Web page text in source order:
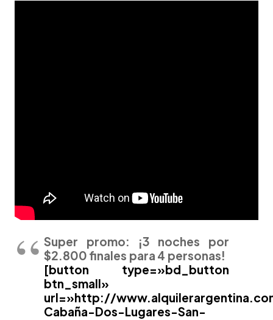
Super promo: ¡3 noches
por
$2.800 finales para 4 personas!
[button type=»bd_button
btn_small»
url=»http://
Cabaña-Dos-Lugares-San-